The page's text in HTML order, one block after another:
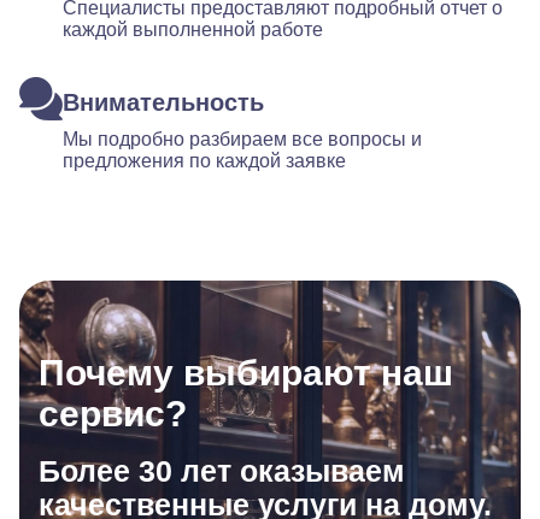
Специалисты предоставляют подробный отчет о
каждой выполненной работе
Внимательность
Мы подробно разбираем все вопросы и
предложения по каждой заявке
Почему выбирают наш
сервис?
Более 30 лет оказываем
качественные услуги на дому.